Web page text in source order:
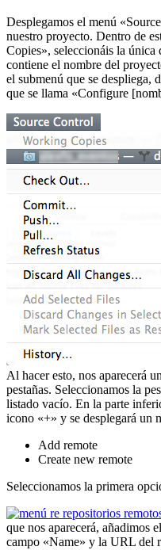
Desplegamos el menú
nuestro proyecto. Dentro de
Copies», seleccionáis la
contiene el nombre del
el submenú que se despliega,
que se llama «Configure
Al hacer esto, nos aparecerá
pestañas. Seleccionamos la
listado vacío. En la parte
icono «+» y se desplegará un
Add remote
Create new remote
Seleccionamos la primera
que nos aparecerá, añadimos
campo «Name» y la URL del